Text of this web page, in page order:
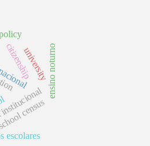
citizenship
escolares
universityensino noturno
census